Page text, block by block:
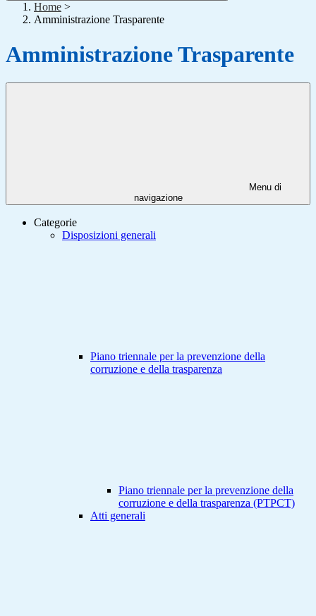
Home >
Amministrazione Trasparente
Amministrazione Trasparente
Menu di
navigazione
Categorie
Disposizioni generali
Piano triennale per la prevenzione della
corruzione e della trasparenza
Piano triennale per la prevenzione della
corruzione e della trasparenza (PTPCT)
Atti generali